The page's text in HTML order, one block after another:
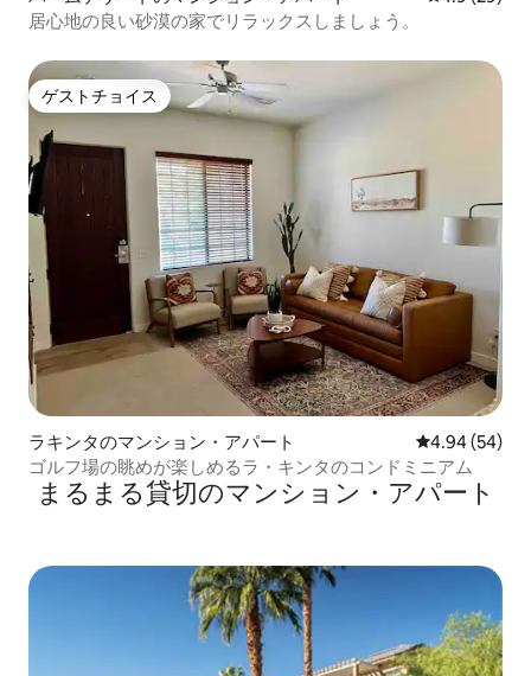
居心地の良い砂漠の家でリラックスしましょう。
ゲストチョイス
ゲストチョイス
ラキンタのマンション・アパート レビュー54
4.94 (54)
ゴルフ場の眺めが楽しめるラ・キンタのコンドミニアム
まるまる貸切のマンション・アパート